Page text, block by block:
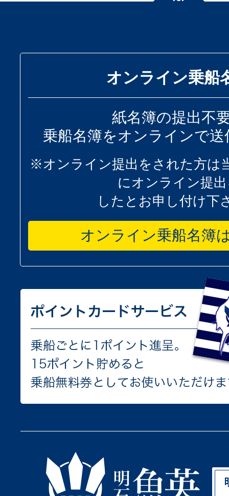
オンライン乗船
紙名簿の提出不
乗船名簿をオンラインで
※オンライン提出をされた方は
にオンライン提
したとお申し付け下
オンライン乗船名簿